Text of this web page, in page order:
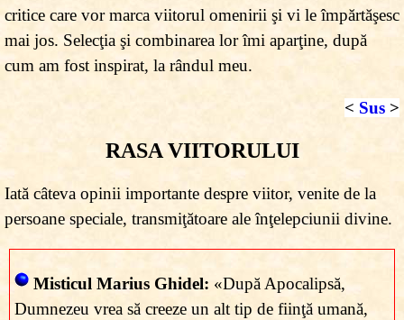
critice care vor marca viitorul omenirii şi vi le împărtăşesc
mai jos. Selecţia şi combinarea lor îmi aparţine, după
cum am fost inspirat, la rândul meu.
< Sus >
RASA VIITORULUI
Iată câteva opinii importante despre viitor, venite de la
persoane speciale, transmiţătoare ale înţelepciunii divine.
Misticul Marius Ghidel: «După Apocalipsă,
Dumnezeu vrea să creeze un alt tip de fiinţă umană,